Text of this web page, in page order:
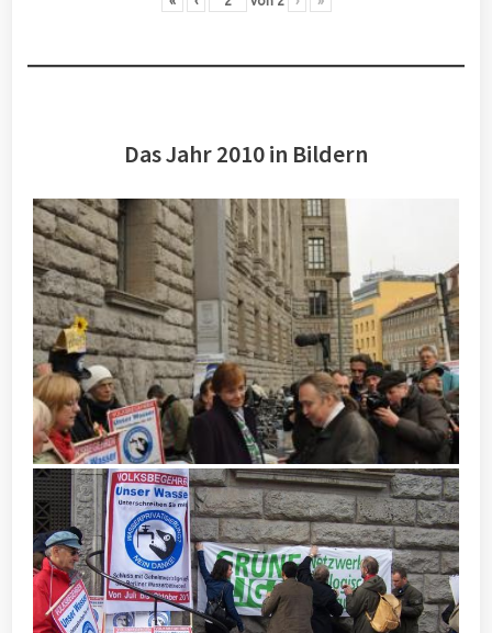
Das Jahr 2010 in Bildern